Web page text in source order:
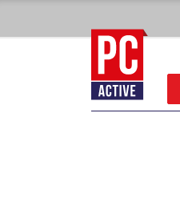
direct
naar
inhoud